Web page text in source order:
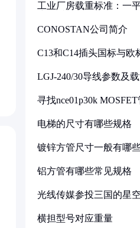
工业厂房载重标准：一
CONOSTAN公司简介
C13和C14插头国标与欧
LGJ-240/30导线参数及
寻找nce01p30k
电梯的尺寸有哪些规格
镀锌方管尺寸一般有哪
铝方管有哪些常见规格
光线传媒参投三国的星
横担型号对应重量